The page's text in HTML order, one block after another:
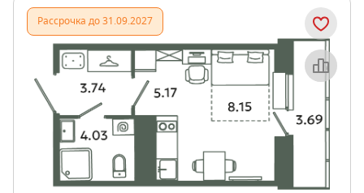
Рассрочка до 31.09.2027
Объект месяца